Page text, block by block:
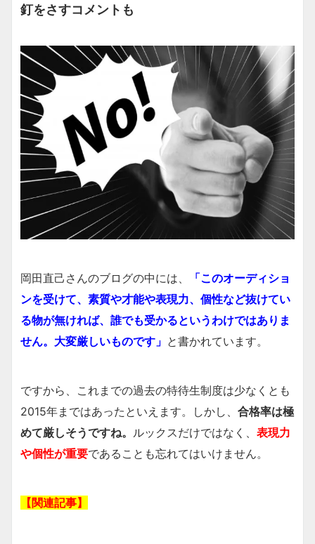
釘をさすコメントも
岡田直己さんのブログの中には、
「このオーディショ
ンを受けて、素質や才能や表現力、個性など抜けてい
る物が無ければ、誰でも受かるというわけではありま
せん。大変厳しいものです」 と書かれています。
ですから、これまでの過去の特待生制度は少なくとも
2015年まではあったといえます。しかし、 合格率は極
めて厳しそうですね。 ルックスだけではなく、 表現力
や個性が重要であることも忘れてはいけません。
【関連記事】